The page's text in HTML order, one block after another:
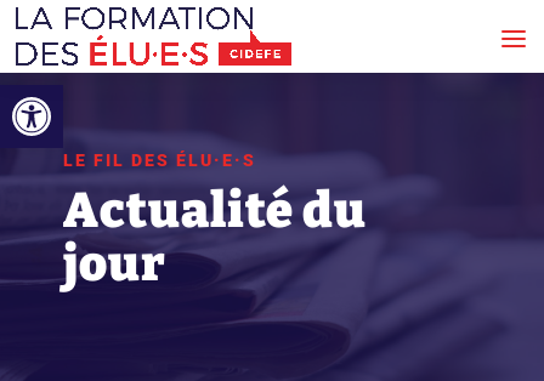
Ouvrir la barre d’outils
LE FIL DES ÉLU·E·S
Actualité du
jour